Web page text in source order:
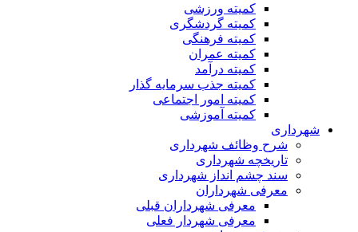
کمیته ورزشی
کمیته گردشگری
کمیته فرهنگی
کمیته عمران
کمیته درآمد
کمیته جذب سرمایه گذار
کمیته امور اجتماعی
کمیته آموزشی
شرح وظائف شهرداری
تاریخچه شهرداری
سند چشم انداز شهرداری
معرفی شهرداران
معرفی شهرداران قبلی
معرفی شهردار فعلی